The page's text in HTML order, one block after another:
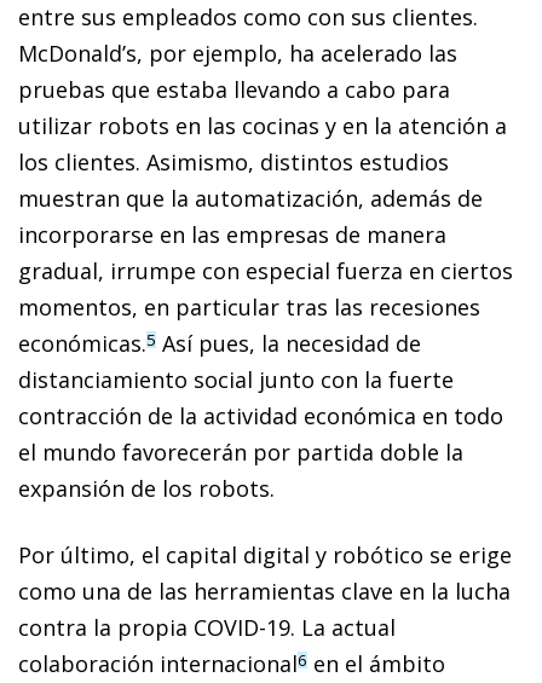
entre sus empleados como con sus clientes.
McDonald’s, por ejemplo, ha acelerado las
pruebas que estaba llevando a cabo para
utilizar robots en las cocinas y en la atención a
los clientes. Asimismo, distintos estudios
muestran que la automatización, además de
incorporarse en las empresas de manera
gradual, irrumpe con especial fuerza en ciertos
momentos, en particular tras las recesiones
económicas.5 Así pues, la necesidad de
distanciamiento social junto con la fuerte
contracción de la actividad económica en todo
el mundo fa­­vorecerán por partida doble la
expansión de los robots.
Por último, el capital digital y robótico se erige
como una de las herramientas clave en la lucha
contra la propia COVID-19. La actual
colaboración internacional6 en el ámbito